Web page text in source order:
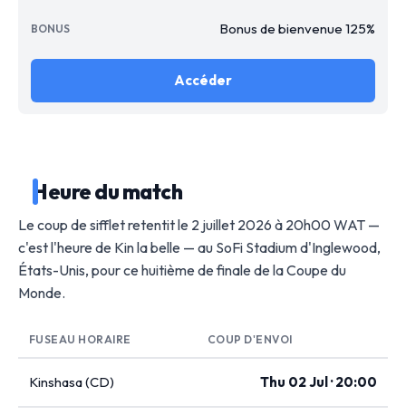
Bonus de bienvenue 125%
Accéder
Heure du match
Le coup de sifflet retentit le 2 juillet 2026 à 20h00 WAT —
c'est l'heure de Kin la belle — au SoFi Stadium d'Inglewood,
États-Unis, pour ce huitième de finale de la Coupe du
Monde.
FUSEAU HORAIRE COUP D'ENVOI
Kinshasa (CD) Thu 02 Jul · 20:00